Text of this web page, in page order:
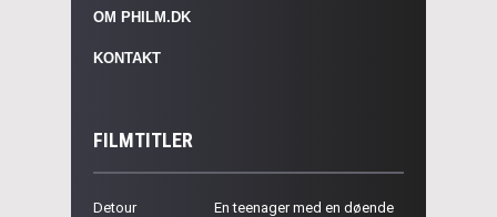
OM PHILM.DK
KONTAKT
FILMTITLER
Detour
En teenager med en døende